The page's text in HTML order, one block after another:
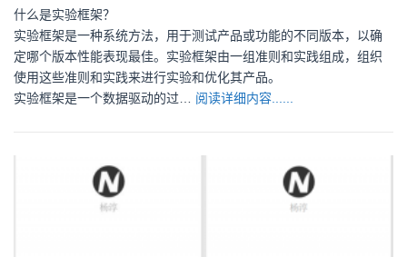
什么是实验框架？
实验框架是一种系统方法，用于测试产品或功能的不同版本，以确
定哪个版本性能表现最佳。实验框架由一组准则和实践组成，组织
使用这些准则和实践来进行实验和优化其产品。
实验框架是一个数据驱动的过… 阅读详细内容......